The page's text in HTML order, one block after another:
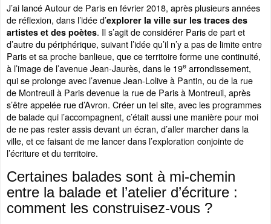
J’ai lancé Autour de Paris en février 2018, après plusieurs années
de réflexion, dans l’idée d’explorer la ville sur les traces des
artistes et des poètes. Il s’agit de considérer Paris de part et
d’autre du périphérique, suivant l’idée qu’il n’y a pas de limite entre
Paris et sa proche banlieue, que ce territoire forme une continuité,
à l’image de l’avenue Jean-Jaurès, dans le 19e arrondissement,
qui se prolonge avec l’avenue Jean-Lolive à Pantin, ou de la rue
de Montreuil à Paris devenue la rue de Paris à Montreuil, après
s’être appelée rue d’Avron. Créer un tel site, avec les programmes
de balade qui l’accompagnent, c’était aussi une manière pour moi
de ne pas rester assis devant un écran, d’aller marcher dans la
ville, et ce faisant de me lancer dans l’exploration conjointe de
l’écriture et du territoire.
Certaines balades sont à mi-chemin
entre la balade et l’atelier d’écriture :
comment les construisez-vous ?